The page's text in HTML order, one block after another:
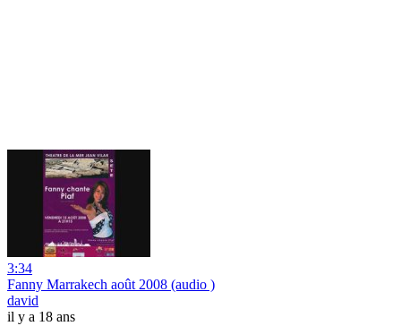
3:34
Fanny Marrakech août 2008 (audio )
david
il y a 18 ans